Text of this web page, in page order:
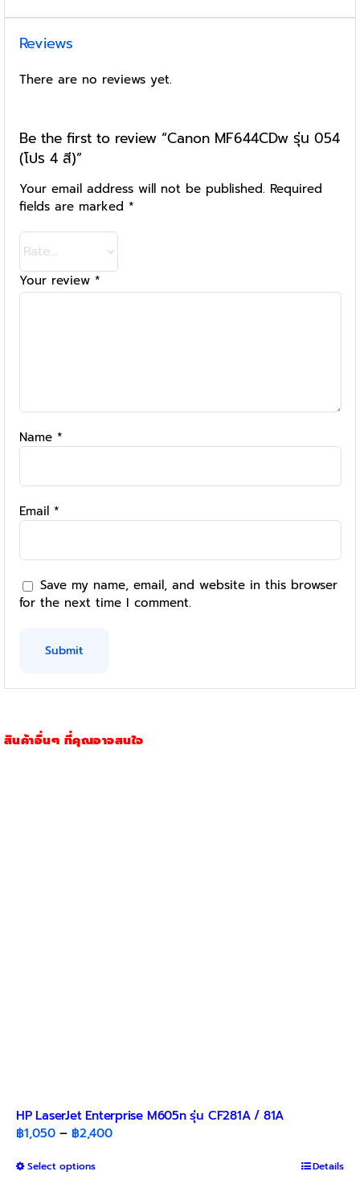
Reviews
There are no reviews yet.
Be the first to review “Canon MF644CDw รุ่น 054
(โปร 4 สี)”
Your email address will not be published. Required
fields are marked *
Your review *
Name *
Email *
Save my name, email, and website in this browser
for the next time I comment.
สินค้าอื่นๆ ที่คุณอาจสนใจ
HP LaserJet Enterprise M605n รุ่น CF281A / 81A
฿1,050 – ฿2,400Price
Select optionsThis
Details